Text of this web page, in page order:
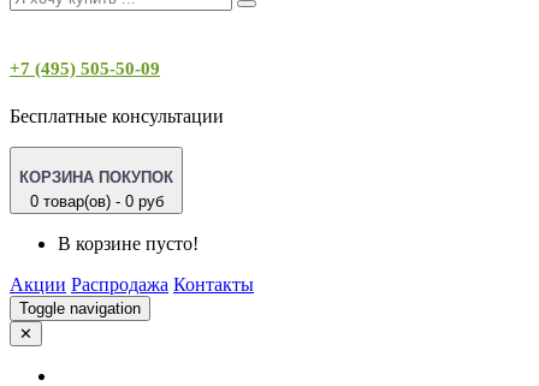
+7 (495) 505-50-09
Бесплатные консультации
КОРЗИНА ПОКУПОК
0 товар(ов) - 0 руб
В корзине пусто!
Акции Распродажа Контакты
Toggle navigation
✕